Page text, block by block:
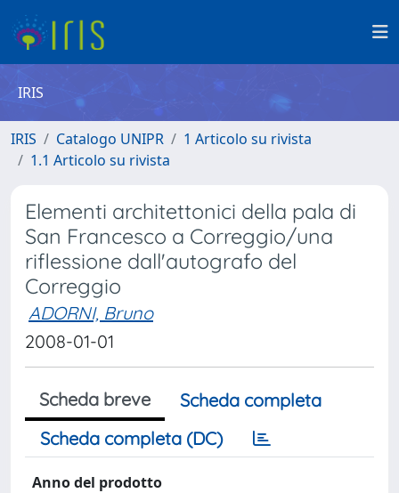
IRIS
IRIS Catalogo UNIPR
1 Articolo su rivista
1.1 Articolo su rivista
Elementi architettonici della pala di
San Francesco a Correggio/una
riflessione dall'autografo del
Correggio
ADORNI, Bruno
2008-01-01
Scheda breve
Scheda completa
Scheda completa (DC)
Anno del prodotto